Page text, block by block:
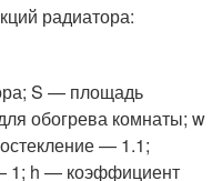
радиатора:
S — площадь
обогрева комнаты; w
— 1.1;
1; h — коэффициент